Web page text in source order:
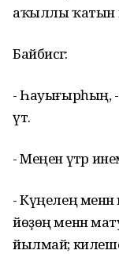
аҡыллы ҡатын
Байбисәгә:
- Һауығырһың, -
үтә.
- Меңен үтәр
- Күңелең
йөҙөң менән
йылмай;